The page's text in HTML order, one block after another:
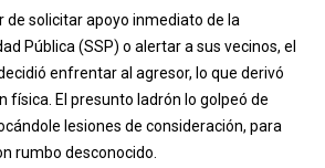
de solicitar apoyo inmediato de la
Pública (SSP) o alertar a sus vecinos, el
enfrentar al agresor, lo que derivó
física. El presunto ladrón lo golpeó de
lesiones de consideración, para
rumbo desconocido.